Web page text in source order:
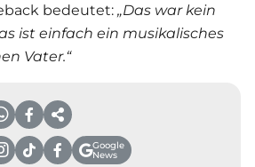
bedeutet: „Das war kein
ist einfach ein musikalisches
Vater.“
Google
News